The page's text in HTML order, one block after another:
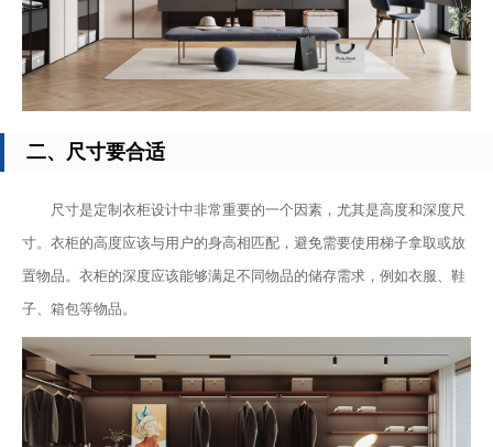
二、尺寸要合适
尺寸是定制衣柜设计中非常重要的一个因素，尤其是高度和深度尺
寸。衣柜的高度应该与用户的身高相匹配，避免需要使用梯子拿取或放
置物品。衣柜的深度应该能够满足不同物品的储存需求，例如衣服、鞋
子、箱包等物品。